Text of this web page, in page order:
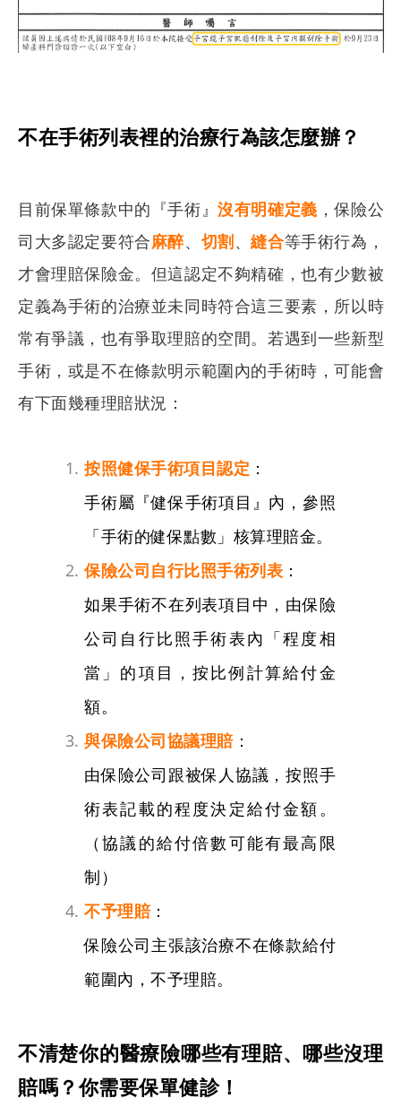
不在手術列表裡的治療行為該怎麼辦？
目前保單條款中的『手術』沒有明確定義 ，保險公
司大多認定要符合麻醉、 切割、縫合等手術行為，
才會理賠保險金。但這認定不夠精確，也有少數被
定義為手術的治療並未同時符合這三要素，所以時
常有爭議，也有爭取理賠的空間。若遇到一些新型
手術，或是不在條款明示範圍內的手術時，可能會
有下面幾種理賠狀況：
按照健保手術項目認定 ：
手術屬『健保手術項目』內，參照
「手術的健保點數」核算理賠金。
保險公司自行比照手術列表 ：
如果手術不在列表項目中，由保險
公司自行比照手術表內「程度相
當」的項目，按比例計算給付金
額。
與保險公司協議理賠：
由保險公司跟被保人協議，按照手
術表記載的程度決定給付金額。
（協議的給付倍數可能有最高限
制）
不予理賠：
保險公司主張該治療不在條款給付
範圍內，不予理賠。
不清楚你的醫療險哪些有理賠、哪些沒理
賠嗎？你需要保單健診！